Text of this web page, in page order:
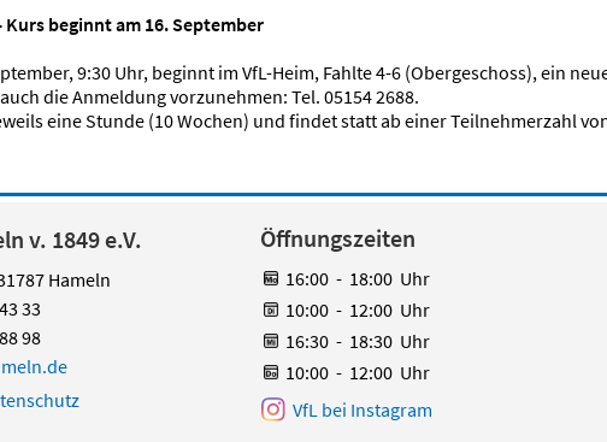
Kurs beginnt am 16. September
9:30 Uhr, beginnt im VfL-Heim, Fahlte 4-6 (Obergeschoss), ein
die Anmeldung vorzunehmen: Tel. 05154 2688.
eine Stunde (10 Wochen) und findet statt ab einer Teilnehmerzahl
v. 1849 e.V.
Hameln
33
98
Öffnungszeiten
16:00 - 18:00 Uhr
10:00 - 12:00 Uhr
16:30 - 18:30 Uhr
10:00 - 12:00 Uhr
VfL bei Instagram